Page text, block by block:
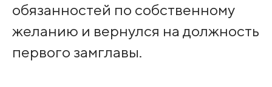
обязанностей по собственному
желанию и вернулся на должность
первого замглавы.